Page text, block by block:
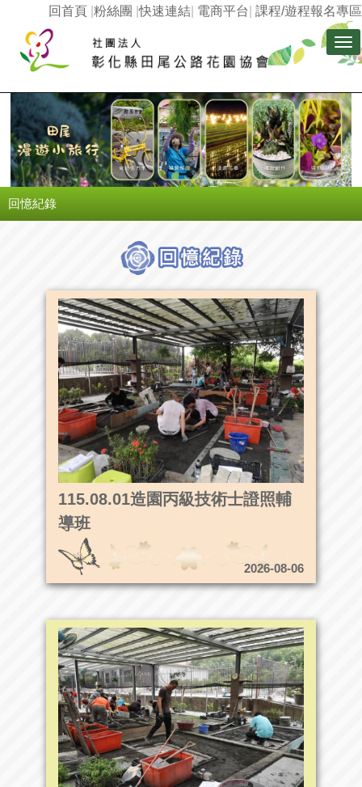
課程/遊程報名專區
電商平台
快速連結
粉絲團 |
回首頁
回憶紀錄
115.08.01造園丙級技術士證照輔
導班
2026-08-06